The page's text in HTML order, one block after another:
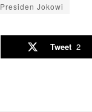
Presiden Jokowi
Tweet 2